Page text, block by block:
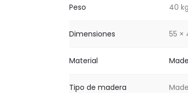
Peso 40 kg
Dimensiones 55 ×
Material
Tipo de madera